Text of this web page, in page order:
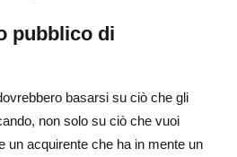
pubblico di
basarsi su ciò che gli
non solo su ciò che vuoi
un acquirente che ha in mente un